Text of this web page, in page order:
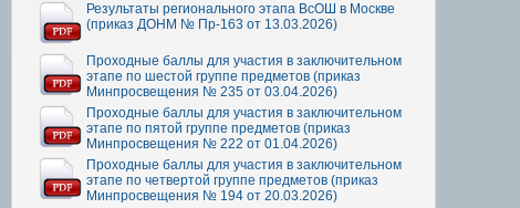
Результаты регионального этапа ВсОШ в Москве
(приказ ДОНМ № Пр-163 от 13.03.2026)
Проходные баллы для участия в заключительном
этапе по шестой группе предметов (приказ
Минпросвещения № 235 от 03.04.2026)
Проходные баллы для участия в заключительном
этапе по пятой группе предметов (приказ
Минпросвещения № 222 от 01.04.2026)
Проходные баллы для участия в заключительном
этапе по четвертой группе предметов (приказ
Минпросвещения № 194 от 20.03.2026)